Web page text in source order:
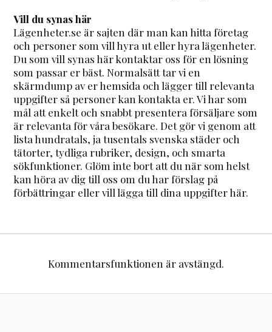
Vill du synas här
Lägenheter.se är sajten där man kan hitta företag
och personer som vill hyra ut eller hyra lägenheter.
Du som vill synas här kontaktar oss för en lösning
som passar er bäst. Normalsätt tar vi en
skärmdump av er hemsida och lägger till relevanta
uppgifter så personer kan kontakta er. Vi har som
mål att enkelt och snabbt presentera försäljare som
är relevanta för våra besökare. Det gör vi genom att
lista hundratals, ja tusentals svenska städer och
tätorter, tydliga rubriker, design, och smarta
sökfunktioner. Glöm inte bort att du när som helst
kan höra av dig till oss om du har förslag på
förbättringar eller vill lägga till dina uppgifter här.
Kommentarsfunktionen är avstängd.